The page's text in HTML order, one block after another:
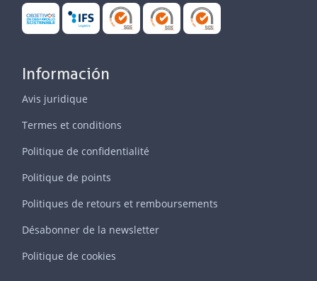
Información
Avis juridique
Termes et conditions
Politique de confidentialité
Politique de points
Politiques de retours et remboursements
Désabonner de la newsletter
Politique de cookies